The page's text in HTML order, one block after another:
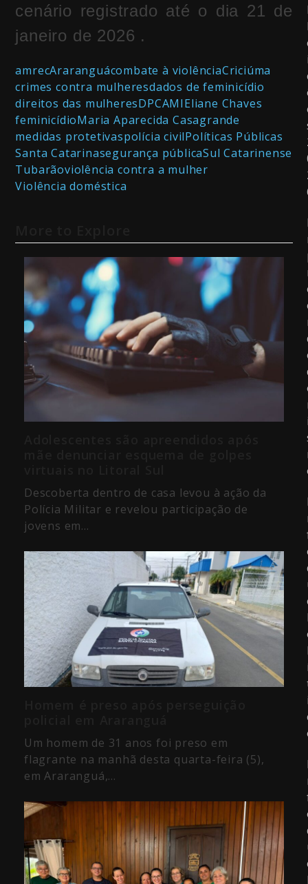
cenário registrado até o dia 21 de
janeiro de 2026 .
amrecAraranguácombate à violênciaCriciúma
crimes contra mulheresdados de feminicídio
direitos das mulheresDPCAMIEliane Chaves
feminicídioMaria Aparecida Casagrande
medidas protetivaspolícia civilPolíticas Públicas
Santa Catarinasegurança públicaSul Catarinense
Tubarãoviolência contra a mulher
Violência doméstica
Descoberta dentro de casa levou à ação da
Polícia Militar e revelou participação de
jovens em…
Um homem de 31 anos foi preso em
flagrante na manhã desta quarta-feira (5),
em Araranguá,…